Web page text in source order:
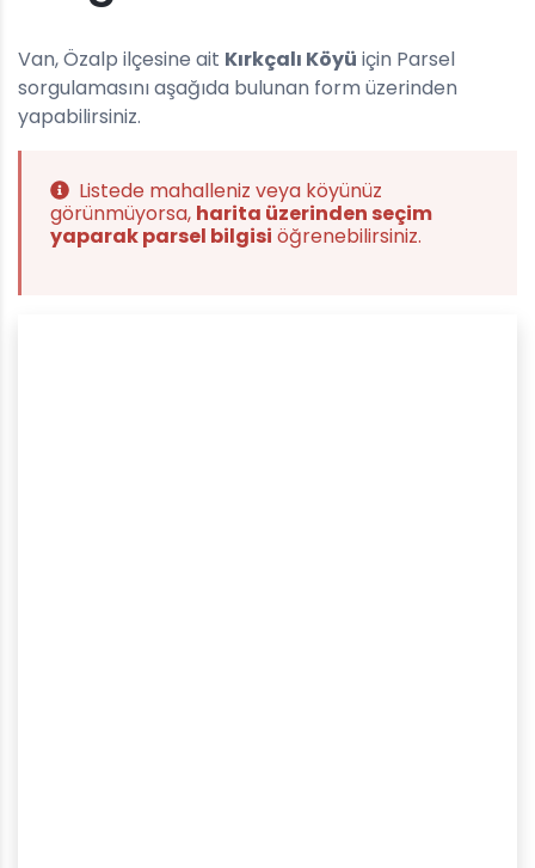
Van, Özalp ilçesine ait Kırkçalı Köyü için Parsel
sorgulamasını aşağıda bulunan form üzerinden
yapabilirsiniz.
Listede mahalleniz veya köyünüz
görünmüyorsa, harita üzerinden seçim
yaparak parsel bilgisi öğrenebilirsiniz.